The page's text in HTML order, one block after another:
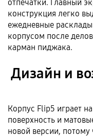
отпечатки. Главный
конструкция легко
ежедневные
корпусом после
карман пиджака.
Дизайн и
Корпус Flip5 играет
поверхность и
новой версии, потому